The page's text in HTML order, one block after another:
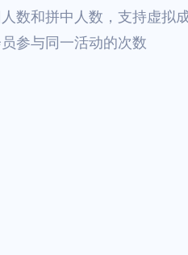
数和拼中人数，支持虚拟
参与同一活动的次数